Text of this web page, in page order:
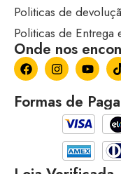
Politicas de
Politicas de Entrega
Onde nos
Formas de